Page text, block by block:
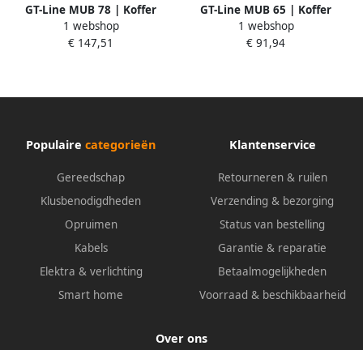
GT-Line MUB 78 | Koffer
MUB-78
1 webshop
€ 147,51
GT-Line MUB 65 | Koffer
Multi Utility Box MUB-65
1 webshop
€ 91,94
Populaire categorieën
Gereedschap
Klusbenodigdheden
Opruimen
Kabels
Elektra & verlichting
Smart home
Klantenservice
Retourneren & ruilen
Verzending & bezorging
Status van bestelling
Garantie & reparatie
Betaalmogelijkheden
Voorraad & beschikbaarheid
Over ons